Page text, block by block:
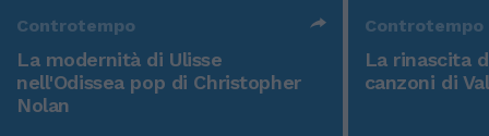
Controtempo
La modernità di Ulisse
nell'Odissea pop di Christopher
Nolan
Controtempo
La rinascita
canzoni di